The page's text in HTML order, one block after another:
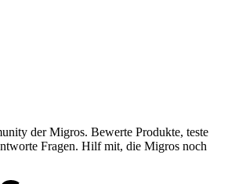
der Migros. Bewerte Produkte, teste
Fragen. Hilf mit, die Migros noch